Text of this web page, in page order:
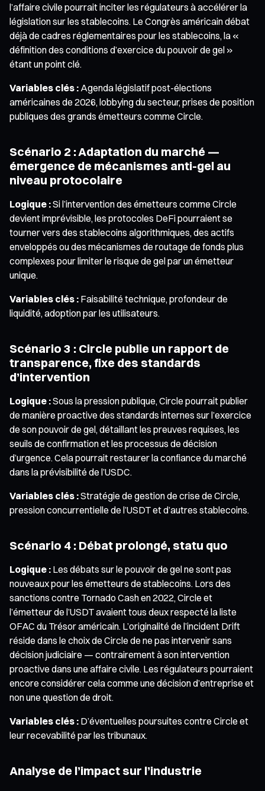
l’affaire civile pourrait inciter les régulateurs à accélérer la
législation sur les stablecoins. Le Congrès américain débat
déjà de cadres réglementaires pour les stablecoins, la «
définition des conditions d’exercice du pouvoir de gel »
étant un point clé.
Variables clés : Agenda législatif post-élections
américaines de 2026, lobbying du secteur, prises de position
publiques des grands émetteurs comme Circle.
Scénario 2 : Adaptation du marché —
émergence de mécanismes anti-gel au
niveau protocolaire
Logique :Si l’intervention des émetteurs comme Circle
devient imprévisible, les protocoles DeFi pourraient se
tourner vers des stablecoins algorithmiques, des actifs
enveloppés ou des mécanismes de routage de fonds plus
complexes pour limiter le risque de gel par un émetteur
unique.
Variables clés : Faisabilité technique, profondeur de
liquidité, adoption par les utilisateurs.
Scénario 3 : Circle publie un rapport de
transparence, fixe des standards
d’intervention
Logique :Sous la pression publique, Circle pourrait publier
de manière proactive des standards internes sur l’exercice
de son pouvoir de gel, détaillant les preuves requises, les
seuils de confirmation et les processus de décision
d’urgence. Cela pourrait restaurer la confiance du marché
dans la prévisibilité de l’USDC.
Variables clés :Stratégie de gestion de crise de Circle,
pression concurrentielle de l’USDT et d’autres stablecoins.
Scénario 4 : Débat prolongé, statu quo
Logique : Les débats sur le pouvoir de gel ne sont pas
nouveaux pour les émetteurs de stablecoins. Lors des
sanctions contre Tornado Cash en 2022, Circle et
l’émetteur de l’USDT avaient tous deux respecté la liste
OFAC du Trésor américain. L’originalité de l’incident Drift
réside dans le choix de Circle de ne pas intervenir sans
décision judiciaire — contrairement à son intervention
proactive dans une affaire civile. Les régulateurs pourraient
encore considérer cela comme une décision d’entreprise et
non une question de droit.
Variables clés : D’éventuelles poursuites contre Circle et
leur recevabilité par les tribunaux.
Analyse de l’impact sur l’industrie